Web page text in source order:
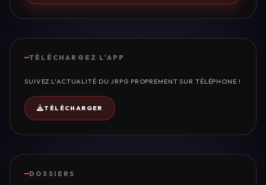
TÉLÉCHARGEZ L'APP
SUIVEZ L'ACTUALITÉ DU JRPG PROPREMENT SUR TÉLÉPHONE !
TÉLÉCHARGER
DOSSIERS